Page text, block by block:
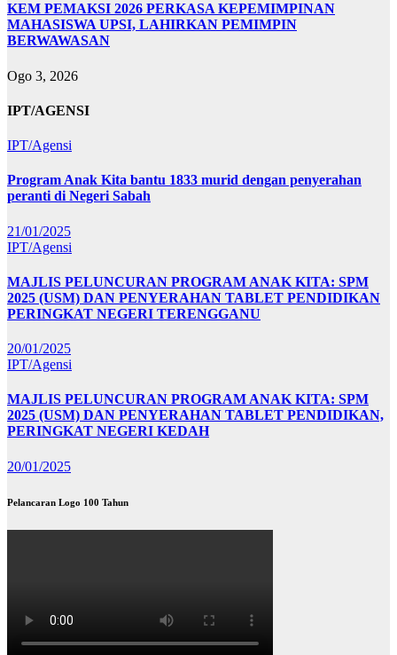
KEM PEMAKSI 2026 PERKASA KEPEMIMPINAN
MAHASISWA UPSI, LAHIRKAN PEMIMPIN
BERWAWASAN
Ogo 3, 2026
IPT/AGENSI
IPT/Agensi
Program Anak Kita bantu 1833 murid dengan penyerahan
peranti di Negeri Sabah
21/01/2025
IPT/Agensi
MAJLIS PELUNCURAN PROGRAM ANAK KITA: SPM
2025 (USM) DAN PENYERAHAN TABLET PENDIDIKAN
PERINGKAT NEGERI TERENGGANU
20/01/2025
IPT/Agensi
MAJLIS PELUNCURAN PROGRAM ANAK KITA: SPM
2025 (USM) DAN PENYERAHAN TABLET PENDIDIKAN,
PERINGKAT NEGERI KEDAH
20/01/2025
Pelancaran Logo 100 Tahun